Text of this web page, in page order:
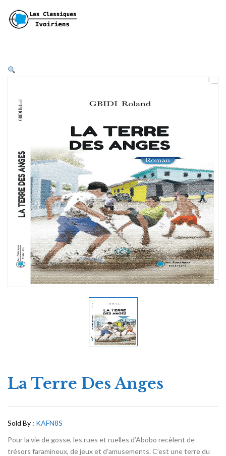
La Terre Des Anges
Sold By : KAFN8S
Pour la vie de gosse, les rues et ruelles d’Abobo recèlent de
trésors faramineux, de jeux et d’amusements. C’est une terre du